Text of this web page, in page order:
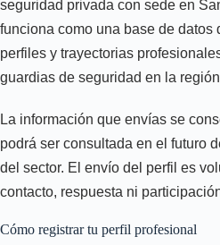
seguridad privada con sede en
funciona como una base de datos
perfiles y trayectorias
guardias de seguridad en la
La información que envías se
podrá ser consultada en el futuro
del sector. El envío del perfil es
contacto, respuesta ni
Cómo registrar tu perfil profesional